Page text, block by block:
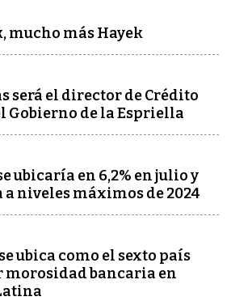
mucho más Hayek
será el director de Crédito
Gobierno de la Espriella
ubicaría en 6,2% en julio y
niveles máximos de 2024
ubica como el sexto país
morosidad bancaria en